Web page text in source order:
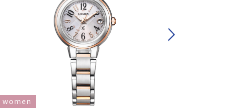
women